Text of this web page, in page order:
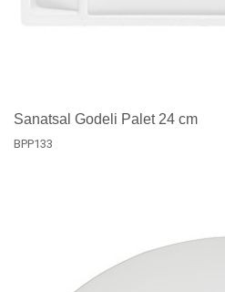
Sanatsal Godeli Palet 24 cm
BPP133